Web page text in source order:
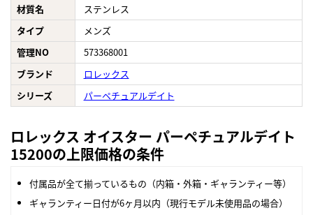
材質名
ステンレス
タイプ
メンズ
管理NO
573368001
ブランド
ロレックス
シリーズ
パーペチュアルデイト
ロレックス オイスター パーペチュアルデイト
15200の上限価格の条件
付属品が全て揃っているもの（内箱・外箱・ギャランティー等）
ギャランティー日付が6ヶ月以内（現行モデル未使用品の場合）